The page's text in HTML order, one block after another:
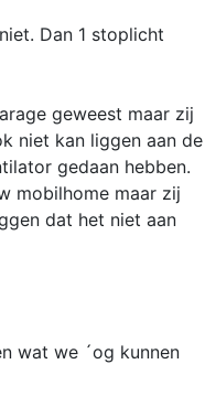
Dan 1 stoplicht
geweest maar zij
niet kan liggen aan de
gedaan hebben.
mobilhome maar zij
dat het niet aan
wat we ´og kunnen